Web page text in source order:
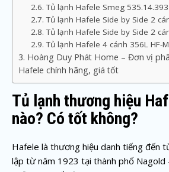
Tủ lạnh Hafele Smeg 535.14.393
Tủ lạnh Hafele Side by Side 2
Tủ lạnh Hafele Side by Side 2
Tủ lạnh Hafele 4 cánh 356L HF-
Hoàng Duy Phát Home – Đơn vị
Hafele chính hãng, giá tốt
Tủ lạnh thương hiệu
nào? Có tốt không?
Hafele là thương hiệu danh tiếng đến
lập từ năm 1923 tại thành phố Nagold